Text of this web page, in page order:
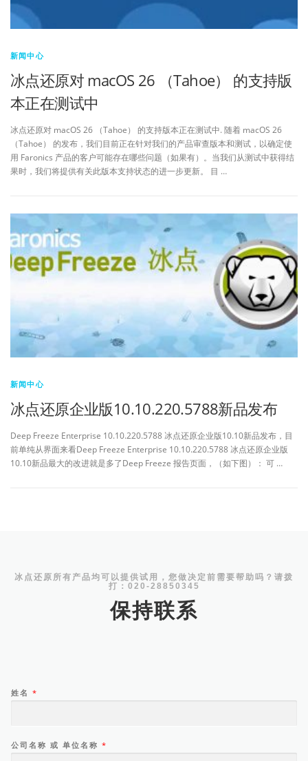
新闻中心
冰点还原对 macOS 26 （Tahoe） 的支持版
本正在测试中
冰点还原对 macOS 26 （Tahoe） 的支持版本正在测试中. 随着 macOS 26
（Tahoe） 的发布，我们目前正在针对我们的产品审查版本和测试，以确定使
用 Faronics 产品的客户可能存在哪些问题（如果有）。当我们从测试中获得结
果时，我们将提供有关此版本支持状态的进一步更新。 目 …
新闻中心
冰点还原企业版10.10.220.5788新品发布
Deep Freeze Enterprise 10.10.220.5788 冰点还原企业版10.10新品发布，目
前单纯从界面来看Deep Freeze Enterprise 10.10.220.5788 冰点还原企业版
10.10新品最大的改进就是多了Deep Freeze 报告页面，（如下图）： 可 …
冰点还原所有产品均可以提供试用，您做决定前需要帮助吗？请拨
打：020-28850345
保持联系
姓名 *
公司名称 或 单位名称 *